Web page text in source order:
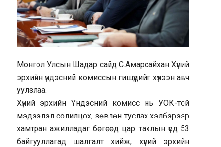
Монгол Улсын Шадар сайд С.Амарсайхан Хүний
эрхийн үндэсний комиссын гишүүдийг хүлээн авч
уулзлаа.
Хүний эрхийн Үндэсний комисс нь УОК-той
мэдээлэл солилцох, зөвлөн туслах хэлбэрээр
хамтран ажилладаг бөгөөд цар тахлын үед 53
байгууллагад шалгалт хийж, хүний эрхийн